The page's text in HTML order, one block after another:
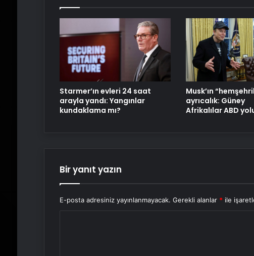
Starmer’ın evleri 24 saat
arayla yandı: Yangınlar
kundaklama mı?
Musk’ın
ayrıcalık: Güney
Afrikalılar ABD
Bir yanıt yazın
E-posta adresiniz yayınlanmayacak. Gerekli alanlar * ile